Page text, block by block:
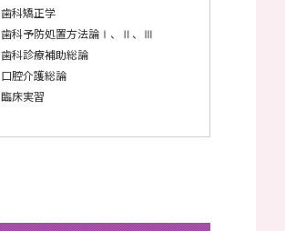
歯科矯正学
歯科予防処置方法論Ⅰ、Ⅱ、Ⅲ
歯科診療補助総論
口腔介護総論
臨床実習